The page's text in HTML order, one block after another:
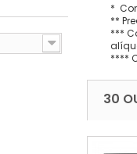
*
**
***
****
30